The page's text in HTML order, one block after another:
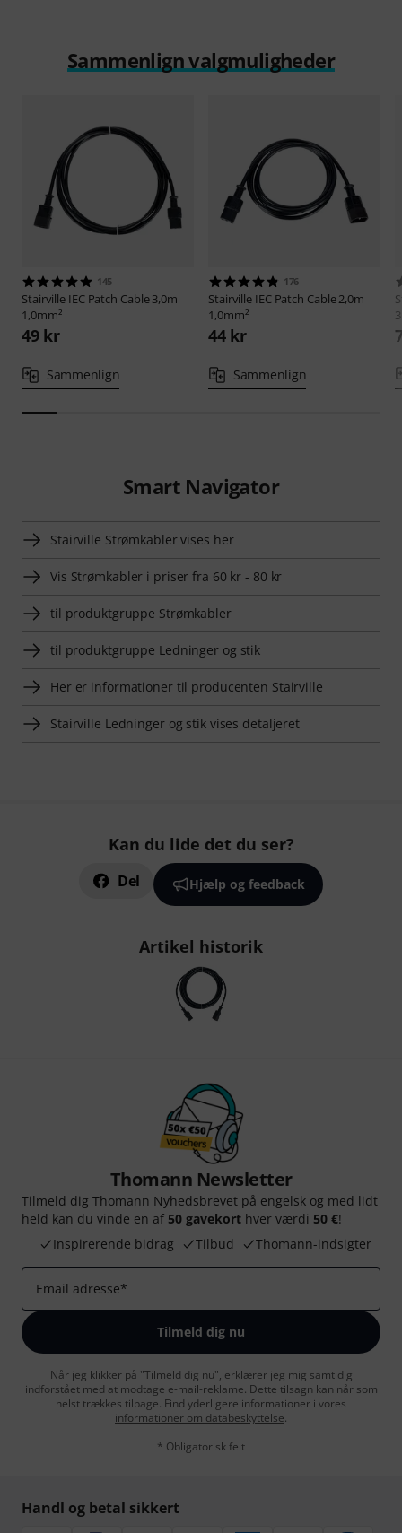
Sammenlign valgmuligheder
145
Stairville IEC Patch Cable 3,0m
1,0mm²
49 kr
Sammenlign
176
Stairville IEC Patch Cable 2,0m
1,0mm²
44 kr
Sammenlign
Smart Navigator
Stairville Strømkabler vises her
Vis Strømkabler i priser fra 60 kr - 80 kr
til produktgruppe Strømkabler
til produktgruppe Ledninger og stik
Her er informationer til producenten Stairville
Stairville Ledninger og stik vises detaljeret
Kan du lide det du ser?
Del Hjælp og feedback
Artikel historik
Thomann Newsletter
Tilmeld dig Thomann Nyhedsbrevet på engelsk og med lidt
held kan du vinde en af 50 gavekort hver værdi 50 €!
Inspirerende bidrag
Tilbud Thomann-indsigter
Email adresse*
Tilmeld dig nu
Når jeg klikker på "Tilmeld dig nu", erklærer jeg mig samtidig
indforstået med at modtage e-mail-reklame. Dette tilsagn kan når som
helst trækkes tilbage. Find yderligere informationer i vores
informationer om databeskyttelse.
* Obligatorisk felt
Handl og betal sikkert